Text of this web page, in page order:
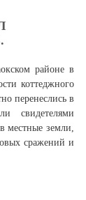
районе в
коттеджного
перенеслись в
свидетелями
местные земли,
сражений и